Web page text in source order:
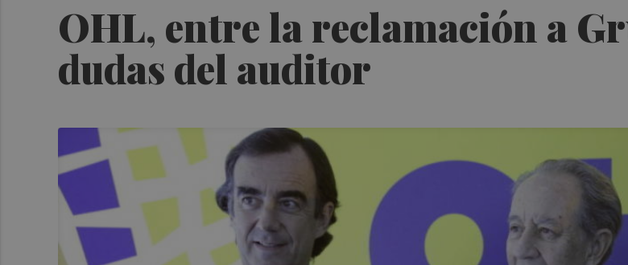
OHL, entre la reclamación a
dudas del auditor